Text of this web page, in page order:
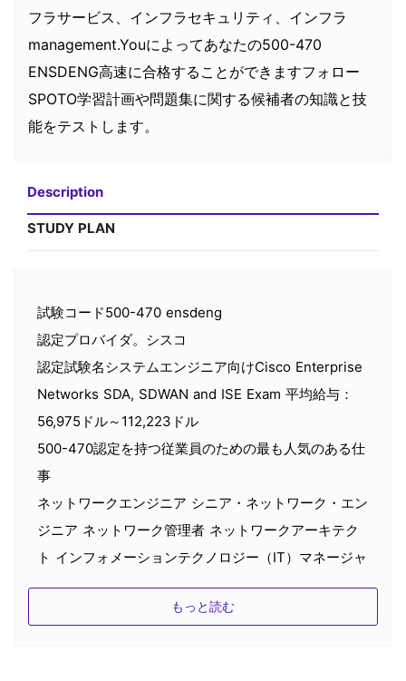
フラサービス、インフラセキュリティ、インフラ
management.Youによってあなたの500-470
ENSDENG高速に合格することができますフォロー
SPOTO学習計画や問題集に関する候補者の知識と技
能をテストします。
Description
STUDY PLAN
試験コード500-470 ensdeng
認定プロバイダ。シスコ
認定試験名システムエンジニア向けCisco Enterprise
Networks SDA, SDWAN and ISE Exam 平均給与：
56,975ドル～112,223ドル
500-470認定を持つ従業員のための最も人気のある仕
事
ネットワークエンジニア シニア・ネットワーク・エン
ジニア ネットワーク管理者 ネットワークアーキテク
ト インフォメーションテクノロジー（IT）マネージャ
ー ネットワークセキュリティエンジニア システムエ
ンジニア（コンピュータネットワーク／IT）
もっと読む